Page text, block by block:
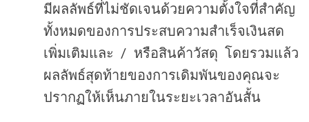
มีผลลัพธ์ที่ไม่ชัดเจนด้วยความตั้งใจที่สำคัญ
ทั้งหมดของการประสบความสำเร็จเงินสด
เพิ่มเติมและ / หรือสินค้าวัสดุ โดยรวมแล้ว
ผลลัพธ์สุดท้ายของการเดิมพันของคุณจะ
ปรากฏให้เห็นภายในระยะเวลาอันสั้น